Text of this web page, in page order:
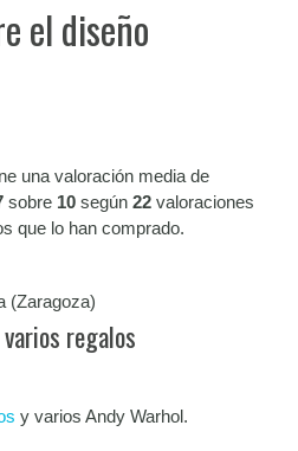
el diseño
una valoración media de
sobre 10 según 22 valoraciones
que lo han comprado.
(Zaragoza)
regalos
y varios Andy Warhol.